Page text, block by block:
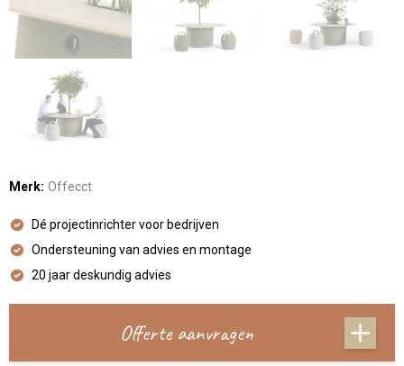
Merk: Offecct
Dé projectinrichter voor bedrijven
Ondersteuning van advies en montage
20 jaar deskundig advies
Offerte aanvragen